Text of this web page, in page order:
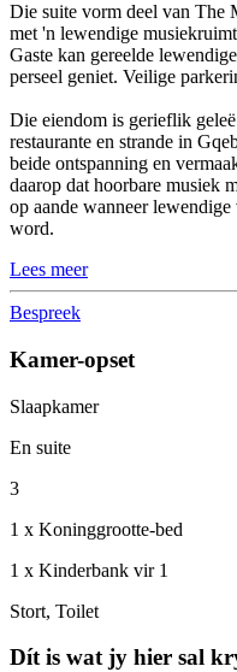
Die suite vorm deel van The
met 'n lewendige
Gaste kan gereelde
perseel geniet. Veilige
Die eiendom is gerieflik
restaurante en strande in
beide ontspanning en
daarop dat hoorbare musiek
op aande wanneer
word.
Lees meer
Bespreek
Kamer-opset
Slaapkamer
En suite
3
1 x Koninggrootte-bed
1 x Kinderbank vir 1
Stort, Toilet
Dít is wat jy hier sal